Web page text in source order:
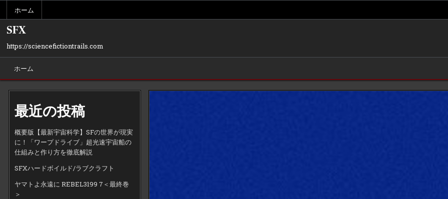
content
ホーム
SFX
https://sciencefictiontrails.com
ホーム
最近の投稿
概要版【最新宇宙科学】SFの世界が現実
に！「ワープドライブ」超光速宇宙船の
仕組みと作り方を徹底解説
SFXハードボイルド/ラブクラフト
ヤマトよ永遠に REBEL3199 7＜最終巻
＞